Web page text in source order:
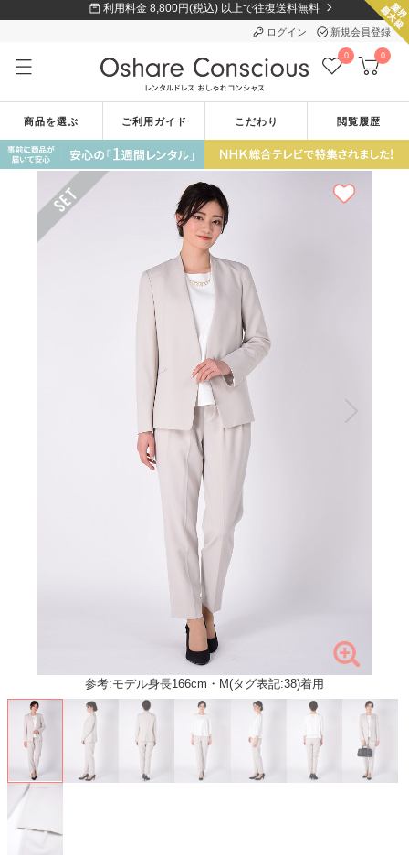
利用料金 8,800円(税込) 以上で往復送料無料
ログイン 新規会員登録
0 0
商品を選ぶ ご利用ガイド こだわり 閲覧履歴
参考:モデル身長166cm・M(タグ表記:38)着用